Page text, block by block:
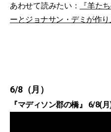
あわせて読みたい：
『羊た
ーとジョナサン・デミが作
6/8（月）
『マディソン郡の橋』 6/8(